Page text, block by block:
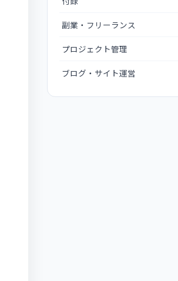
副業・フリーランス
プロジェクト管理
ブログ・サイト運営